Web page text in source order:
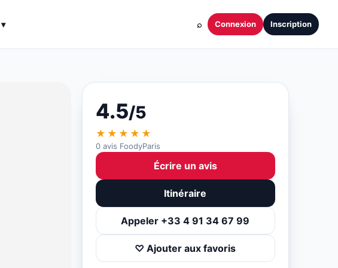
▾ ⌕ Connexion Inscription
4.5/5
★★★★★
0 avis FoodyParis
Écrire un avis
Itinéraire
Appeler +33 4 91 34 67 99
♡ Ajouter aux favoris